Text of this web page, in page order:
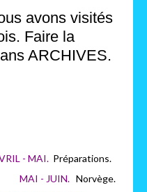
avons visités
Faire la
ARCHIVES.
- MAI. Préparations.
MAI - JUIN. Norvège.